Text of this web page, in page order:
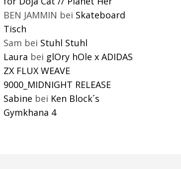
BEN JAMMIN bei Skateboard
Tisch
Sam bei Stuhl Stuhl
Laura bei glOry hOle x ADIDAS
ZX FLUX WEAVE
9000_MIDNIGHT RELEASE
Sabine bei Ken Block´s
Gymkhana 4